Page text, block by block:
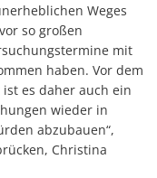
Weges
so großen
mit
haben. Vor dem
es daher auch ein
wieder in
abzubauen“,
Christina